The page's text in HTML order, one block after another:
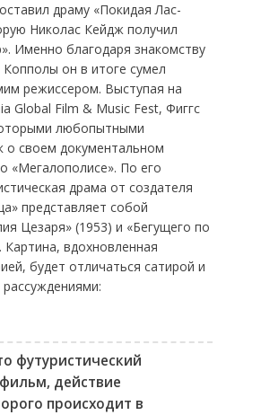
драму «Покидая Лас-
Николас Кейдж получил
Именно благодаря знакомству
он в итоге сумел
режиссером. Выступая на
Global Film & Music Fest, Фиггс
любопытными
о своем документальном
«Мегалополисе». По его
драма от создателя
представляет собой
Цезаря» (1953) и «Бегущего по
Картина, вдохновленная
будет отличаться сатирой и
футуристический
фильм, действие
происходит в